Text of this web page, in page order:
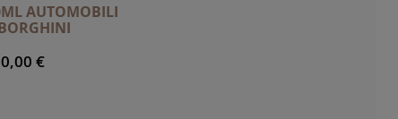
AUTOMOBILI
€